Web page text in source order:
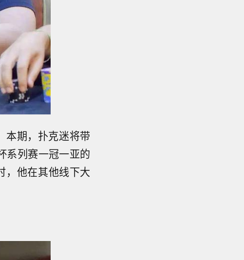
期，扑克迷将带
系列赛一冠一亚的
，他在其他线下大